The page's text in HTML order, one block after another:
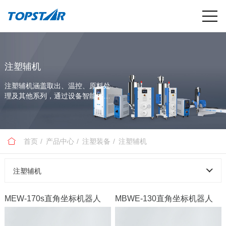
注塑辅机
注塑辅机涵盖取出、温控、原料处
理及其他系列，通过设备智能协同
与数据互联，助力客户实现高效、
首页 产品中心 注塑装备 注塑辅机
注塑辅机
MEW-170s直角坐标机器人 MBWE-130直角坐标机器人